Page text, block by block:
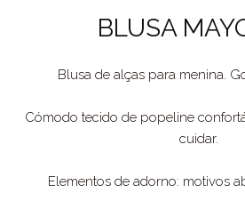
BLUSA
Blusa de alças para menina.
Cómodo tecido de popeline
cuidar.
Elementos de adorno: motivos